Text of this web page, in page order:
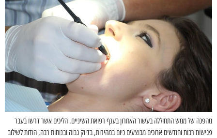
מהפכה של ממש התחוללה בעשור האחרון בענף רפואת השיניים. הליכים אשר דרשו בעבר
פגישות רבות וחודשים ארוכים מבוצעים כיום במהירות, בדיוק גבוה ובנוחות רבה, הודות לשילוב